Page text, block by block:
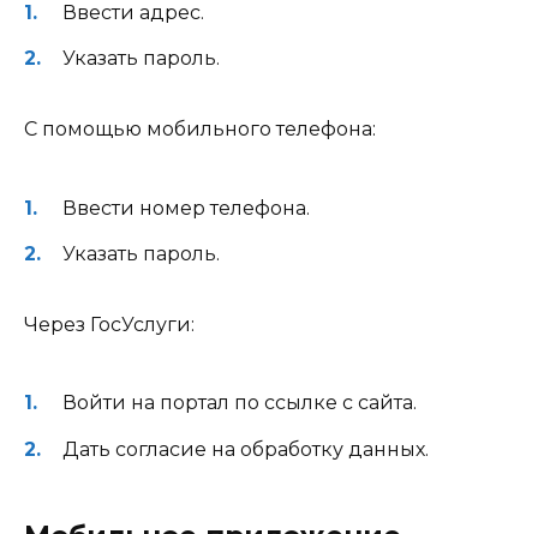
Ввести адрес.
Указать пароль.
С помощью мобильного телефона:
Ввести номер телефона.
Указать пароль.
Через ГосУслуги:
Войти на портал по ссылке с сайта.
Дать согласие на обработку данных.